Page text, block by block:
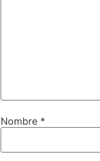
Nombre *